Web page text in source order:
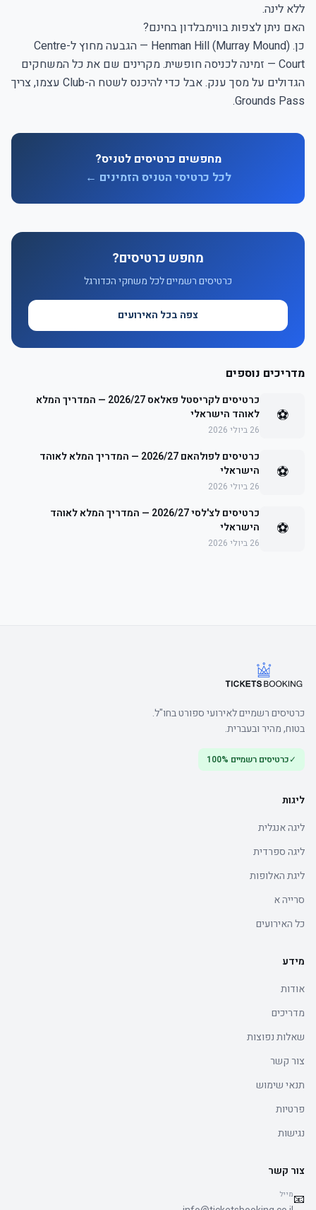
ללא לינה.
האם ניתן לצפות בווימבלדון בחינם?
כן. Henman Hill (Murray Mound) — הגבעה מחוץ ל-Centre
Court — זמינה לכניסה חופשית. מקרינים שם את כל המשחקים
הגדולים על מסך ענק. אבל כדי להיכנס לשטח ה-Club עצמו, צריך
Grounds Pass.
מחפשים כרטיסים לטניס?
לכל כרטיסי הטניס הזמינים ←
מחפש כרטיסים?
כרטיסים רשמיים לכל משחקי הכדורגל
צפה בכל האירועים
מדריכים נוספים
⚽
כרטיסים לקריסטל פאלאס 2026/27 — המדריך המלא
לאוהד הישראלי
26 ביולי 2026
⚽
כרטיסים לפולהאם 2026/27 — המדריך המלא לאוהד
הישראלי
26 ביולי 2026
⚽
כרטיסים לצ'לסי 2026/27 — המדריך המלא לאוהד
הישראלי
26 ביולי 2026
כרטיסים רשמיים לאירועי ספורט בחו"ל.
בטוח, מהיר ובעברית.
✓כרטיסים רשמיים 100%
ליגות
ליגה אנגלית
ליגה ספרדית
ליגת האלופות
סרייה א
כל האירועים
מידע
אודות
מדריכים
שאלות נפוצות
צור קשר
תנאי שימוש
פרטיות
נגישות
צור קשר
📧מייל